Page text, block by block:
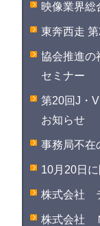
映像業界総
東奔西走 第
協会推進の
セミナー
第20回J・
お知らせ
事務局不在
10月20日
株式会社
株式会社